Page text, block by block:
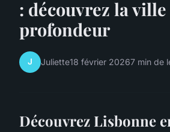
: découvrez la ville
profondeur
J Juliette18 février 20267 min de
Découvrez Lisbonne